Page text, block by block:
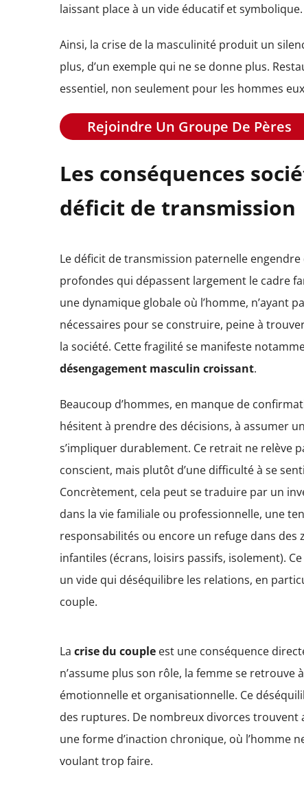
laissant place à un vide éducatif et symbolique.
Ainsi, la crise de la masculinité produit un
plus, d’un exemple qui ne se donne plus.
essentiel, non seulement pour les hommes
Rejoindre Un Groupe De Pères
Les conséquences
déficit de transmission
Le déficit de transmission paternelle
profondes qui dépassent largement le cadre
une dynamique globale où l’homme, n’ayant
nécessaires pour se construire, peine à
la société. Cette fragilité se manifeste
désengagement masculin croissant.
Beaucoup d’hommes, en manque de
hésitent à prendre des décisions, à assumer
s’impliquer durablement. Ce retrait ne relève
conscient, mais plutôt d’une difficulté à se
Concrètement, cela peut se traduire par un
dans la vie familiale ou professionnelle, une
responsabilités ou encore un refuge dans des
infantiles (écrans, loisirs passifs, isolement).
un vide qui déséquilibre les relations, en
couple.
La crise du coupleest une conséquence
n’assume plus son rôle, la femme se
émotionnelle et organisationnelle. Ce
des ruptures. De nombreux divorces
une forme d’inaction chronique, où l’homme
voulant trop faire.